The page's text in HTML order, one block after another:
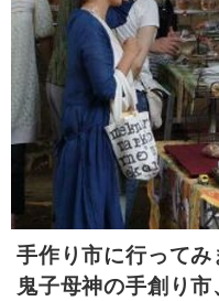
手作り市に行って
鬼子母神の手創り市